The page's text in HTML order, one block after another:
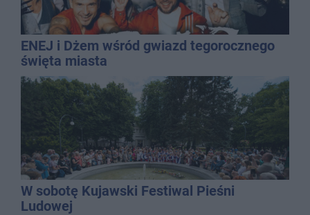
ENEJ i Dżem wśród gwiazd tegorocznego
święta miasta
W sobotę Kujawski Festiwal Pieśni
Ludowej